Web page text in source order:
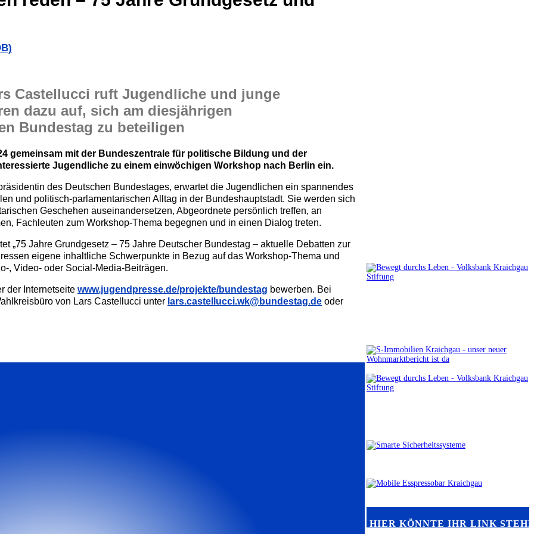
Castellucci ruft Jugendliche und junge
dazu auf, sich am diesjährigen
Bundestag zu beteiligen
gemeinsam mit der Bundeszentrale für politische Bildung und der
Jugendliche zu einem einwöchigen Workshop nach Berlin ein.
des Deutschen Bundestages, erwartet die Jugendlichen ein spannendes
und politisch-parlamentarischen Alltag in der Bundeshauptstadt. Sie werden sich
Geschehen auseinandersetzen, Abgeordnete persönlich treffen, an
Fachleuten zum Workshop-Thema begegnen und in einen Dialog treten.
„75 Jahre Grundgesetz – 75 Jahre Deutscher Bundestag – aktuelle Debatten zur
eigene inhaltliche Schwerpunkte in Bezug auf das Workshop-Thema und
, Video- oder Social-Media-Beiträgen.
der Internetseite www.jugendpresse.de/projekte/bundestag bewerben. Bei
von Lars Castellucci unter lars.castellucci.wk@bundestag.de oder
HIER KÖNNTE IHR LINK